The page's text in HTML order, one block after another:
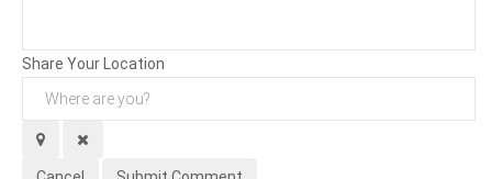
Share Your Location